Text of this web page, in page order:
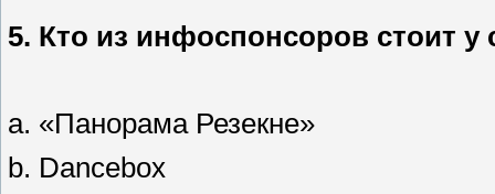
5. Кто из инфоспонсоров стоит у
a. «Панорама Резекне»
b. Dancebox